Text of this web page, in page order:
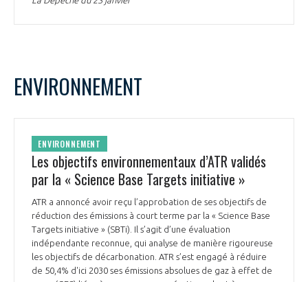
ENVIRONNEMENT
ENVIRONNEMENT
Les objectifs environnementaux d’ATR validés
par la « Science Base Targets initiative »
ATR a annoncé avoir reçu l’approbation de ses objectifs de
réduction des émissions à court terme par la « Science Base
Targets initiative » (SBTi). Il s’agit d’une évaluation
indépendante reconnue, qui analyse de manière rigoureuse
les objectifs de décarbonation. ATR s’est engagé à réduire
de 50,4% d'ici 2030 ses émissions absolues de gaz à effet de